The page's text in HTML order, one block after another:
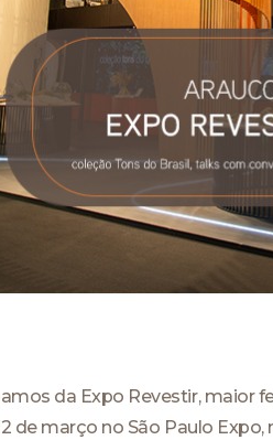
da Expo Revestir, maior
de março no São Paulo